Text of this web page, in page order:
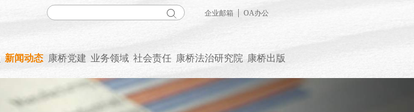
企业邮箱 | OA办公
新闻动态 康桥党建 业务领域 社会责任 康桥法治研究院 康桥出版